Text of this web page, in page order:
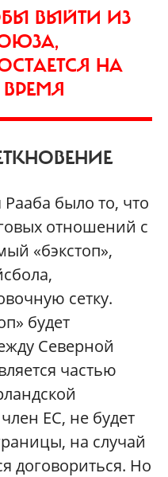
ВЫЙТИ ИЗ
НА
было то, что
отношений с
«бэкстоп»,
сетку.
будет
Северной
частью
ЕС, не будет
на случай
договориться. Но